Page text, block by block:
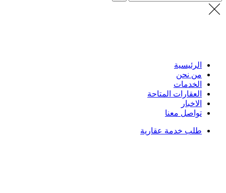
الرئيسية
من نحن
الخدمات
العقارات المتاحة
الاخبار
تواصل معنا
طلب خدمة عقارية